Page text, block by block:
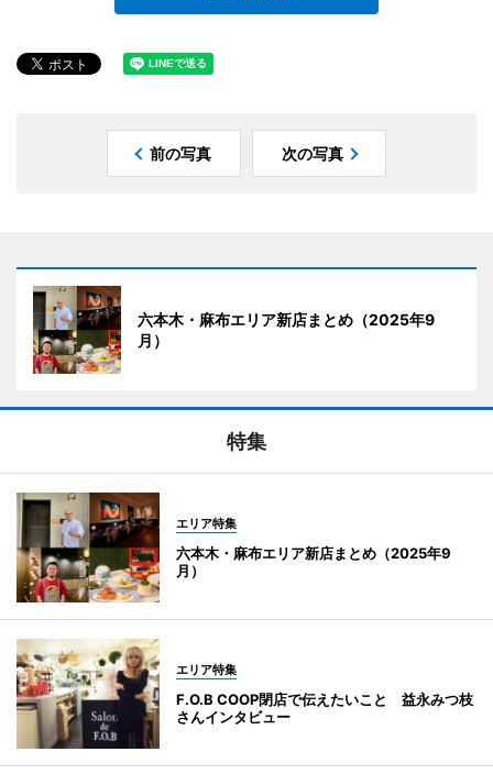
前の写真 次の写真
六本木・麻布エリア新店まとめ（2025年9
月）
特集
エリア特集
六本木・麻布エリア新店まとめ（2025年9
月）
エリア特集
F.O.B COOP閉店で伝えたいこと 益永みつ枝
さんインタビュー